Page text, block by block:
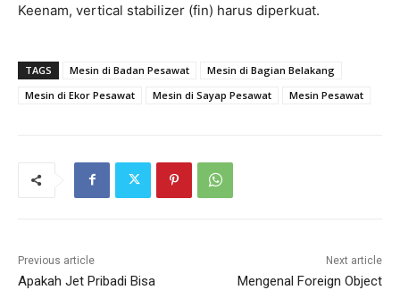
Keenam, vertical stabilizer (fin) harus diperkuat.
TAGS Mesin di Badan Pesawat
Mesin di Bagian Belakang
Mesin di Ekor Pesawat
Mesin di Sayap Pesawat Mesin Pesawat
Previous article
Apakah Jet Pribadi Bisa
Next article
Mengenal Foreign Object